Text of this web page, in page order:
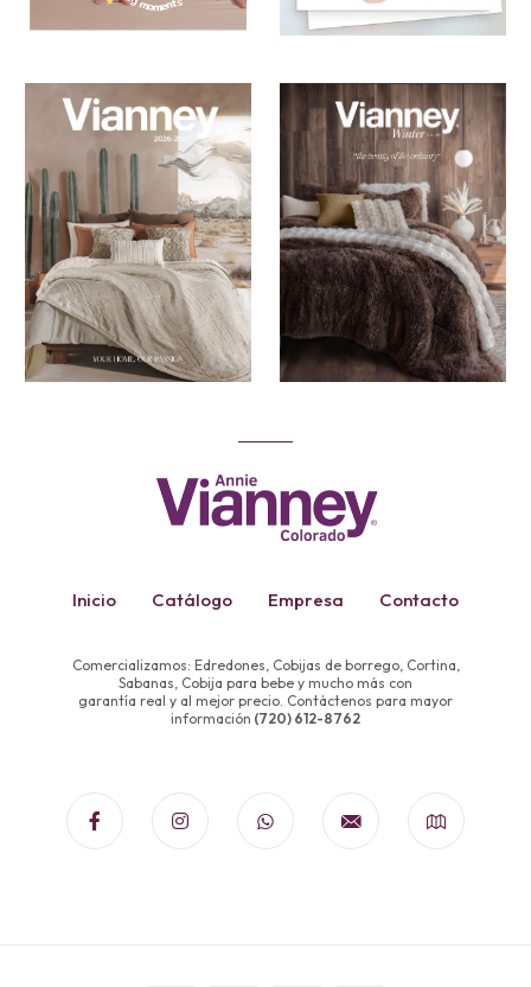
Inicio Catálogo Empresa Contacto
Comercializamos: Edredones, Cobijas de borrego, Cortina,
Sabanas, Cobija para bebe y mucho más con
garantía real y al mejor precio. Contáctenos para mayor
información (720) 612-8762